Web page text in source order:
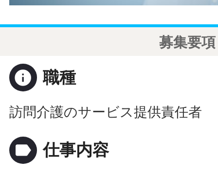
募集要項
info 職種
訪問介護のサービス提供責任者
label 仕事内容